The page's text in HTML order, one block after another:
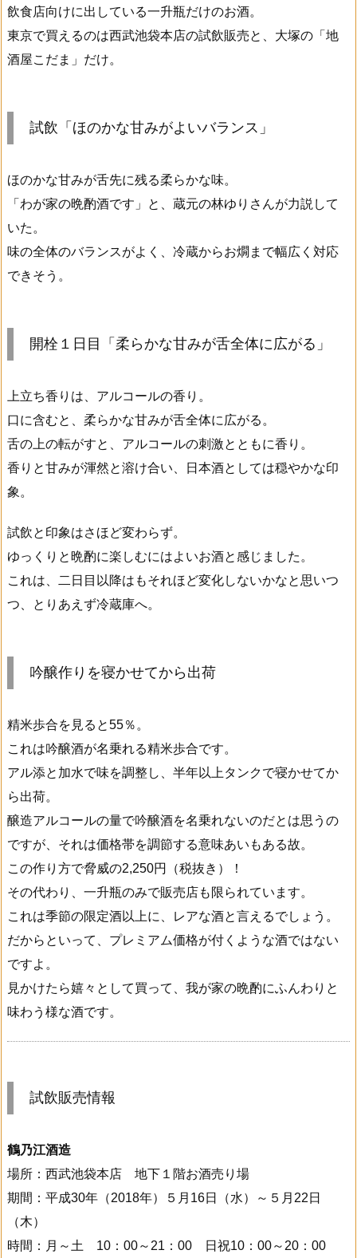
飲食店向けに出している一升瓶だけのお酒。
東京で買えるのは西武池袋本店の試飲販売と、大塚の「地
酒屋こだま」だけ。
試飲「ほのかな甘みがよいバランス」
ほのかな甘みが舌先に残る柔らかな味。
「わが家の晩酌酒です」と、蔵元の林ゆりさんが力説して
いた。
味の全体のバランスがよく、冷蔵からお燗まで幅広く対応
できそう。
開栓１日目「柔らかな甘みが舌全体に広がる」
上立ち香りは、アルコールの香り。
口に含むと、柔らかな甘みが舌全体に広がる。
舌の上の転がすと、アルコールの刺激とともに香り。
香りと甘みが渾然と溶け合い、日本酒としては穏やかな印
象。
試飲と印象はさほど変わらず。
ゆっくりと晩酌に楽しむにはよいお酒と感じました。
これは、二日目以降はもそれほど変化しないかなと思いつ
つ、とりあえず冷蔵庫へ。
吟醸作りを寝かせてから出荷
精米歩合を見ると55％。
これは吟醸酒が名乗れる精米歩合です。
アル添と加水で味を調整し、半年以上タンクで寝かせてか
ら出荷。
醸造アルコールの量で吟醸酒を名乗れないのだとは思うの
ですが、それは価格帯を調節する意味あいもある故。
この作り方で脅威の2,250円（税抜き）！
その代わり、一升瓶のみで販売店も限られています。
これは季節の限定酒以上に、レアな酒と言えるでしょう。
だからといって、プレミアム価格が付くような酒ではない
ですよ。
見かけたら嬉々として買って、我が家の晩酌にふんわりと
味わう様な酒です。
試飲販売情報
鶴乃江酒造
場所：西武池袋本店 地下１階お酒売り場
期間：平成30年（2018年）５月16日（水）～５月22日
（木）
時間：月～土 10：00～21：00 日祝10：00～20：00